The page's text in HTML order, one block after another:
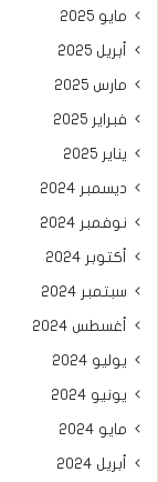
مايو 2025
أبريل 2025
مارس 2025
فبراير 2025
يناير 2025
ديسمبر 2024
نوفمبر 2024
أكتوبر 2024
سبتمبر 2024
أغسطس 2024
يوليو 2024
يونيو 2024
مايو 2024
أبريل 2024